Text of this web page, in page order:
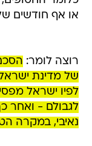
או אף חודשים
רוצה לומר:
של מדינת
לפיו ישראל
לגבולם - ואחר
נאיבי, במקרה